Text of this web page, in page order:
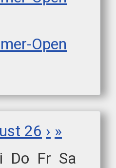
Open
26 › »
Do Fr Sa